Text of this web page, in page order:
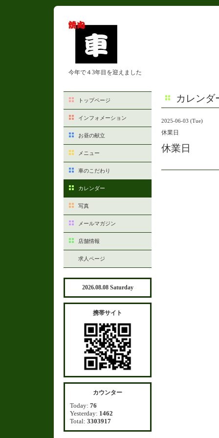
今年で４3年目を迎えました
カレンダ
2025-06-03 (Tue)
休業日
休業日
トップページ
インフォメーション
お昼の献立
メニュー
車のこだわり
カレンダー
写真
メールマガジン
店舗情報
求人ページ
2026.08.08 Saturday
携帯サイト
カウンター
Today: 76
Yesterday: 1462
Total: 3303917